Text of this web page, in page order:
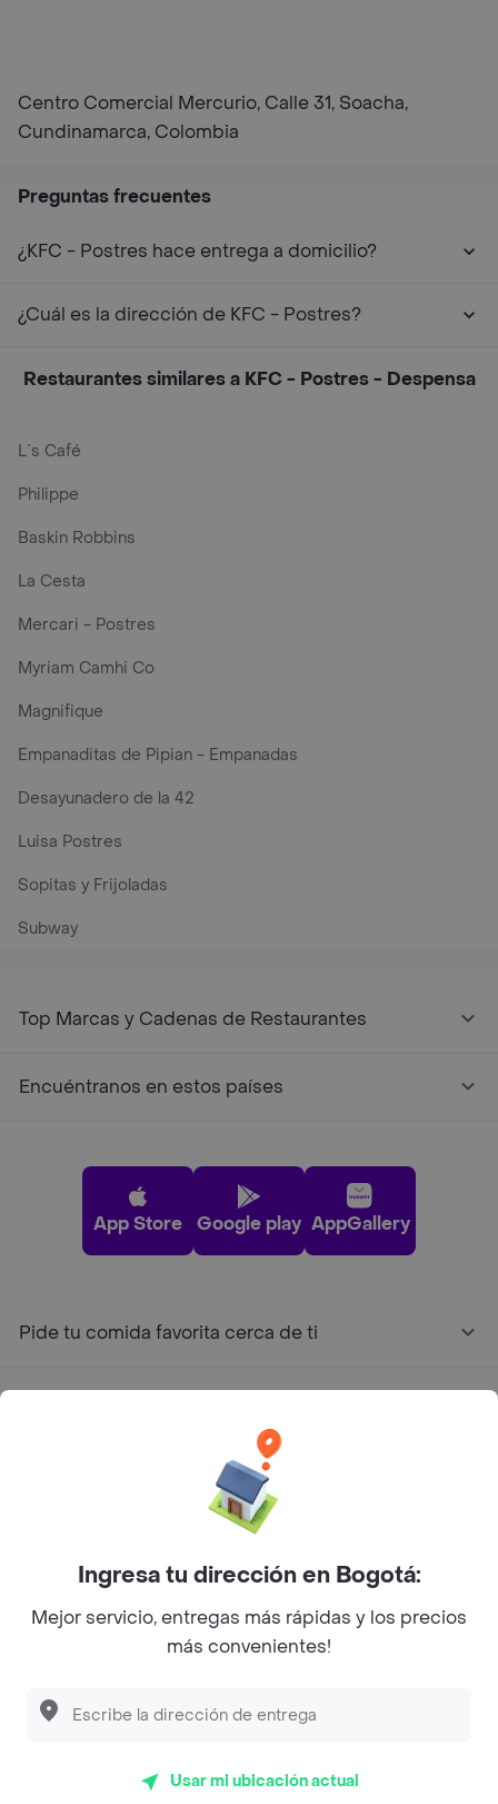
Centro Comercial Mercurio, Calle 31, Soacha,
Cundinamarca, Colombia
Preguntas frecuentes
¿KFC - Postres hace entrega a domicilio?
¿Cuál es la dirección de KFC - Postres?
Restaurantes similares a KFC - Postres - Despensa
L´s Café
Philippe
Baskin Robbins
La Cesta
Mercari - Postres
Myriam Camhi Co
Magnifique
Empanaditas de Pipian - Empanadas
Desayunadero de la 42
Luisa Postres
Sopitas y Frijoladas
Subway
Top Marcas y Cadenas de Restaurantes
Encuéntranos en estos países
App Store Google play AppGallery
Pide tu comida favorita cerca de ti
Facebook
TwitterInstagram
Rappi Inc. All rights reserved.
Rappi S.A.S. --- NIT 900.843.898-9 --- Calle 63 # 16A-02
Bogotá D.C. --- notificacionesrappi@rappi.com
Ingresa tu dirección en Bogotá:
Mejor servicio, entregas más rápidas y los precios
más convenientes!
Usar mi ubicación actual